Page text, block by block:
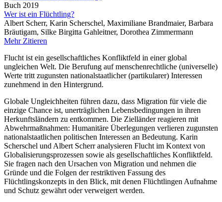
Buch 2019
Wer ist ein Flüchtling?
Albert Scherr, Karin Scherschel, Maximiliane Brandmaier, Barbara
Bräutigam, Silke Birgitta Gahleitner, Dorothea Zimmermann
Mehr Zitieren
Flucht ist ein gesellschaftliches Konfliktfeld in einer global
ungleichen Welt. Die Berufung auf menschenrechtliche (universelle)
Werte tritt zugunsten nationalstaatlicher (partikularer) Interessen
zunehmend in den Hintergrund.
Globale Ungleichheiten führen dazu, dass Migration für viele die
einzige Chance ist, unerträglichen Lebensbedingungen in ihren
Herkunftsländern zu entkommen. Die Zielländer reagieren mit
Abwehrmaßnahmen: Humanitäre Überlegungen verlieren zugunsten
nationalstaatlichen politischen Interessen an Bedeutung. Karin
Scherschel und Albert Scherr analysieren Flucht im Kontext von
Globalisierungsprozessen sowie als gesellschaftliches Konfliktfeld.
Sie fragen nach den Ursachen von Migration und nehmen die
Gründe und die Folgen der restriktiven Fassung des
Flüchtlingskonzepts in den Blick, mit denen Flüchtlingen Aufnahme
und Schutz gewährt oder verweigert werden.